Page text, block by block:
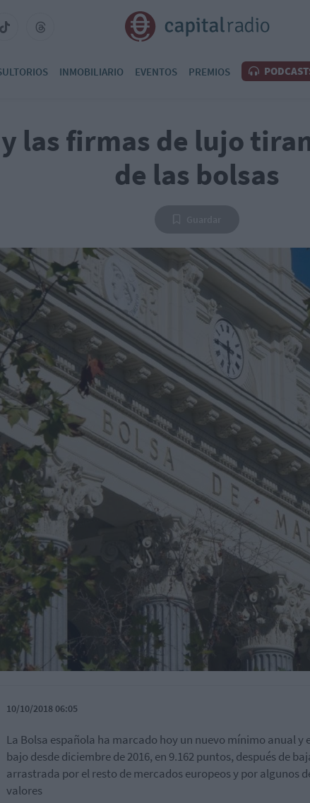
INMOBILIARIO EVENTOS PREMIOS
y las firmas de lujo
de las bolsas
10/10/2018 06:05
La Bolsa española ha marcado hoy un nuevo mínimo anual y
bajo desde diciembre de 2016, en 9.162 puntos, después de
arrastrada por el resto de mercados europeos y por algunos
valores